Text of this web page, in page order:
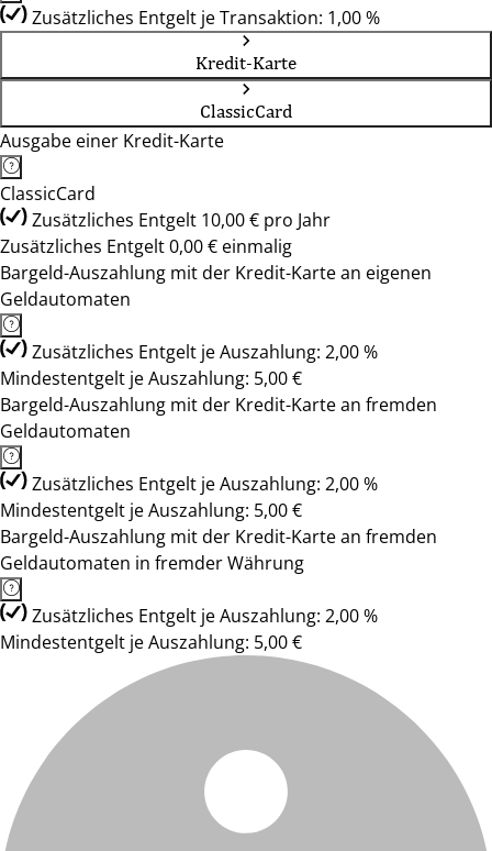
Zusätzliches Entgelt je Transaktion: 1,00 %
Kredit-Karte
ClassicCard
Ausgabe einer Kredit-Karte
ClassicCard
Zusätzliches Entgelt 10,00 € pro Jahr
Zusätzliches Entgelt 0,00 € einmalig
Bargeld-Auszahlung mit der Kredit-Karte an eigenen
Geldautomaten
Zusätzliches Entgelt je Auszahlung: 2,00 %
Mindestentgelt je Auszahlung: 5,00 €
Bargeld-Auszahlung mit der Kredit-Karte an fremden
Geldautomaten
Zusätzliches Entgelt je Auszahlung: 2,00 %
Mindestentgelt je Auszahlung: 5,00 €
Bargeld-Auszahlung mit der Kredit-Karte an fremden
Geldautomaten in fremder Währung
Zusätzliches Entgelt je Auszahlung: 2,00 %
Mindestentgelt je Auszahlung: 5,00 €